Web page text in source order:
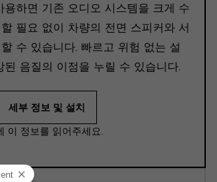
용하면 기존 오디오 시스템을 크게 수
필요 없이 차량의 전면 스피커와 서
수 있습니다. 빠르고 위험 없는 설
된 음질의 이점을 누릴 수 있습니다.
세부 정보 및 설치
이 정보를 읽어주세요.